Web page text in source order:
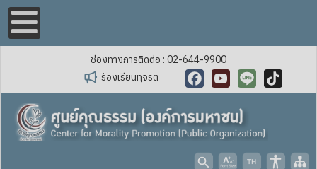
ช่องทางการติดต่อ : 02-644-9900
ร้องเรียนทุจริต
Facebook
YouTube
Line TikTok